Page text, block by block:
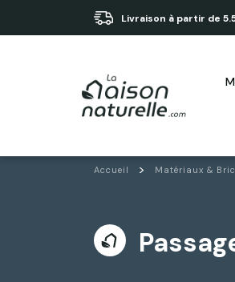
Livraison à partir de
Accueil Matériaux &